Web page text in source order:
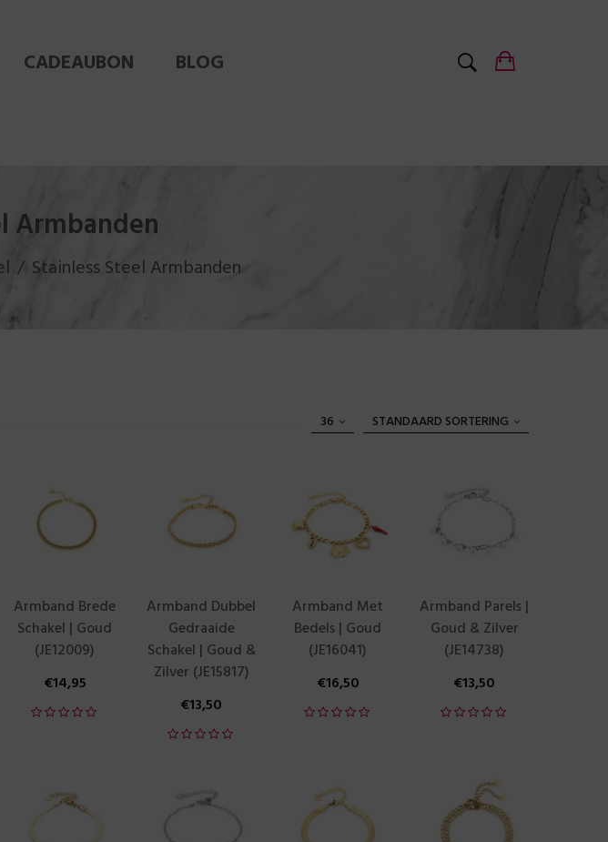
CADEAUBON
BLOG
Armbanden
Stainless Steel Armbanden
STANDAARD SORTERING
36
Armband Brede
Schakel | Goud
(JE12009)
€14,95
Armband Dubbel
Gedraaide
Schakel | Goud &
Zilver (JE15817)
€13,50
Armband Met
Bedels | Goud
(JE16041)
€16,50
Armband Parels |
Goud & Zilver
(JE14738)
€13,50